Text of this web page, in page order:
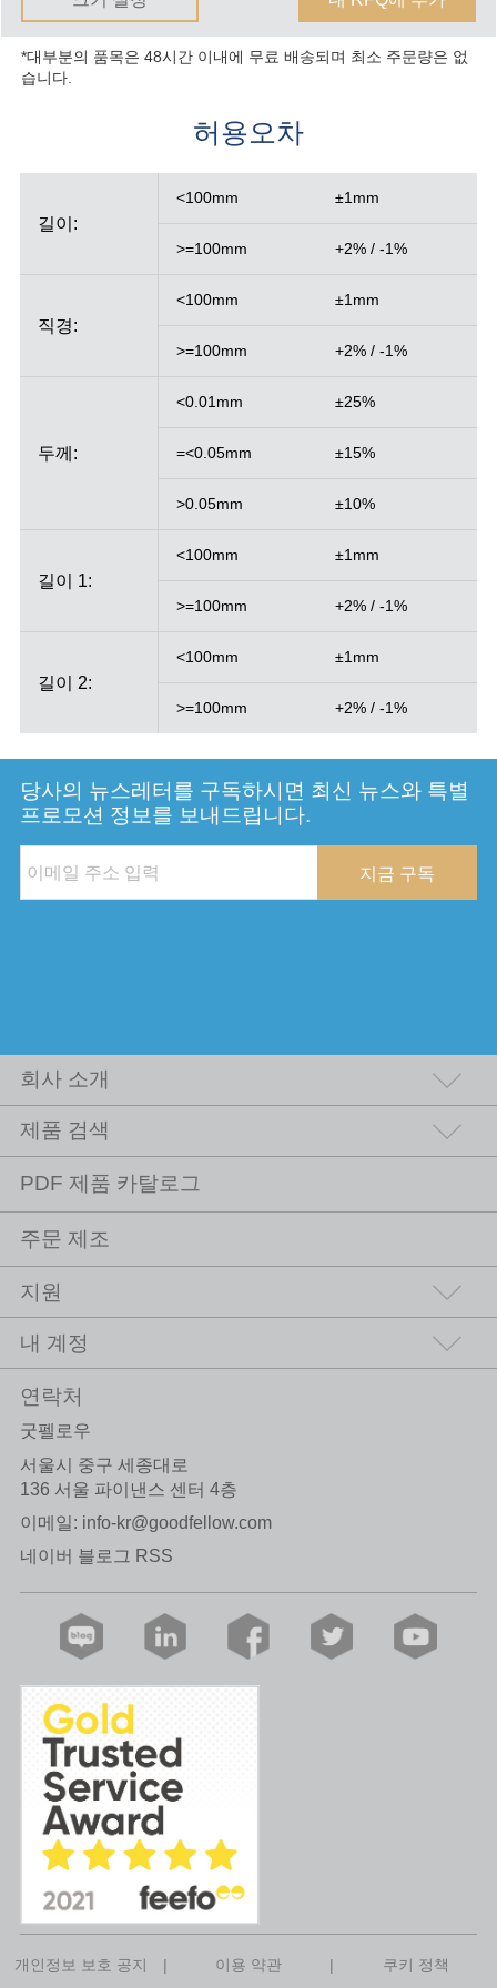
*대부분의 품목은 48시간 이내에 무료 배송되며 최소 주문량은 없
습니다.
허용오차
길이:
<100mm ±1mm
>=100mm +2% / -1%
직경:
<100mm ±1mm
>=100mm +2% / -1%
두께:
<0.01mm ±25%
=<0.05mm ±15%
>0.05mm ±10%
길이 1:
<100mm ±1mm
>=100mm +2% / -1%
길이 2:
<100mm ±1mm
>=100mm +2% / -1%
당사의 뉴스레터를 구독하시면 최신 뉴스와 특별
프로모션 정보를 보내드립니다.
지금 구독
회사 소개
제품 검색
PDF 제품 카탈로그
주문 제조
지원
내 계정
연락처
굿펠로우
서울시 중구 세종대로
136 서울 파이낸스 센터 4층
이메일: info-kr@goodfellow.com
네이버 블로그 RSS
개인정보 보호 공지 | 이용 약관 | 쿠키 정책